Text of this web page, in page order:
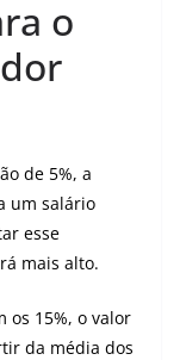
o
de 5%, a
um salário
esse
mais alto.
os 15%, o valor
da média dos